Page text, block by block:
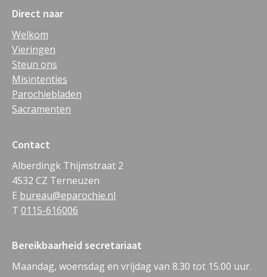
Direct naar
Welkom
Vieringen
Steun ons
Misintenties
Parochiebladen
Sacramenten
Contact
Alberdingk Thijmstraat 2
4532 CZ Terneuzen
E bureau@eparochie.nl
T 0115-616006
Bereikbaarheid secretariaat
Maandag, woensdag en vrijdag van 8.30 tot 15.00 uur.